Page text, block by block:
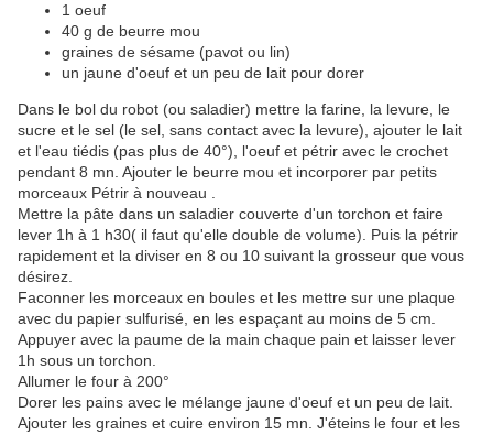
1 oeuf
40 g de beurre mou
graines de sésame (pavot ou lin)
un jaune d'oeuf et un peu de lait pour dorer
Dans le bol du robot (ou saladier) mettre la farine, la levure, le
sucre et le sel (le sel, sans contact avec la levure), ajouter le lait
et l'eau tiédis (pas plus de 40°), l'oeuf et pétrir avec le crochet
pendant 8 mn. Ajouter le beurre mou et incorporer par petits
morceaux Pétrir à nouveau .
Mettre la pâte dans un saladier couverte d'un torchon et faire
lever 1h à 1 h30( il faut qu'elle double de volume). Puis la pétrir
rapidement et la diviser en 8 ou 10 suivant la grosseur que vous
désirez.
Faconner les morceaux en boules et les mettre sur une plaque
avec du papier sulfurisé, en les espaçant au moins de 5 cm.
Appuyer avec la paume de la main chaque pain et laisser lever
1h sous un torchon.
Allumer le four à 200°
Dorer les pains avec le mélange jaune d'oeuf et un peu de lait.
Ajouter les graines et cuire environ 15 mn. J'éteins le four et les